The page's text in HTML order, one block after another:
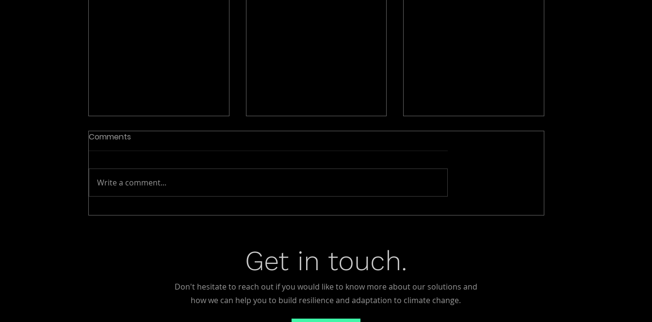
Mensagem do Prefeito de
Caso de Sucesso:
Bernard em Lisboa Reduziu
Danos por Inundações
Caso de Sucesso:
Comments
Write a comment...
Get in touch.
Don't hesitate to reach out if you would like to know more about our solutions and
how we can help you to build resilience and adaptation to climate change.